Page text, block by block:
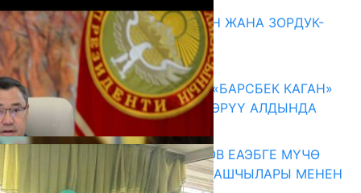
ГЕНДЕРДИК БАСМЫРЛООДОН ЖАНА ЗОРДУК-
ЗОМБУЛУКТАН КОРГОО
07.08.2026
КЫРГЫЗ ТАРЫХЫ ТАСМАДА: «БАРСБЕК КАГАН»
КӨРКӨМ ТАСМАСЫ ЖАРЫК КӨРҮҮ АЛДЫНДА
07.08.2026
ПРЕЗИДЕНТ САДЫР ЖАПАРОВ ЕАЭБГЕ МҮЧӨ
МАМЛЕКЕТТЕРДИН ӨКМӨТ БАШЧЫЛАРЫ МЕНЕН